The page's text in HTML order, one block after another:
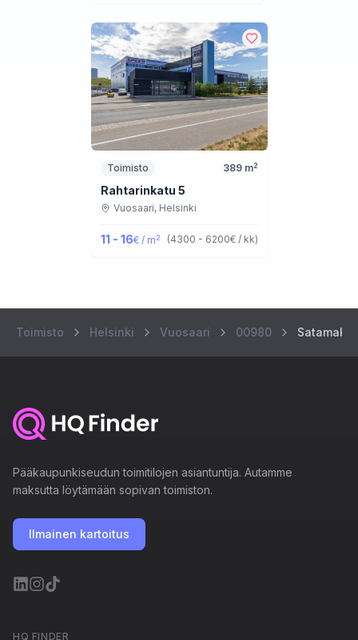
Toimisto 389m2
Rahtarinkatu 5
Vuosaari, Helsinki
11 - 16€ / m2 (4300 - 6200€ / kk)
Toimisto Helsinki Vuosaari 00980
Pääkaupunkiseudun toimitilojen asiantuntija. Autamme
maksutta löytämään sopivan toimiston.
Ilmainen kartoitus
HQ FINDER